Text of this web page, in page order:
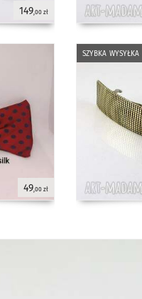
149,00 zł
49,00 zł
szybka wysyłka